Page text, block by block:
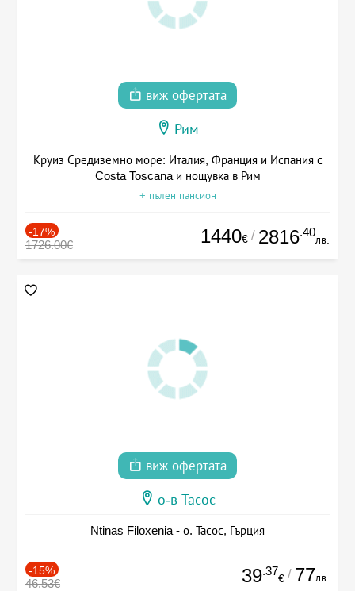
виж офертата
Рим
Круиз Средиземно море: Италия, Франция и Испания с
Costa Toscana и нощувка в Рим
+ пълен пансион
-17%
1726.00€ 1440€ / 2816.40
лв.
виж офертата
о-в Тасос
Ntinas Filoxenia - о. Тасос, Гърция
-15%
46.53€ 39.37
€ / 77лв.